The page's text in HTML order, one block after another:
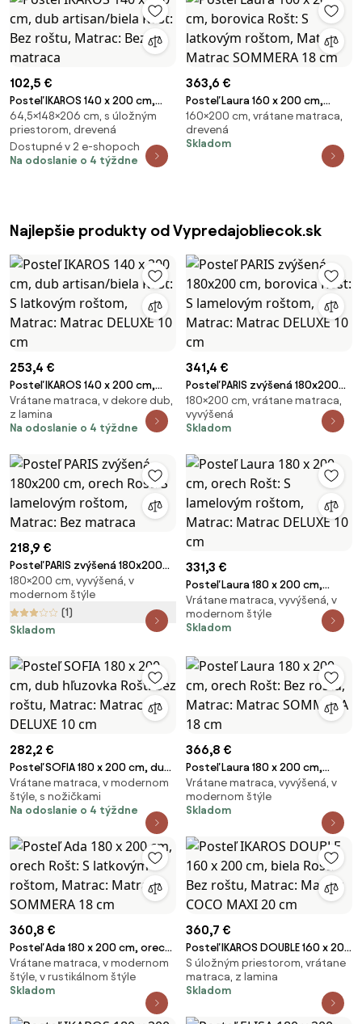
102,5 €
Posteľ IKAROS 140 x 200 cm,
dub artisan/biela Rošt: Bez
roštu, Matrac: Bez matraca
64,5×148×206 cm, s úložným
priestorom, drevená
Dostupné v 2 e-shopoch
Na odoslanie o 4 týždne
363,6 €
Posteľ Laura 160 x 200 cm,
borovica Rošt: S latkovým
roštom, Matrac: Matrac
SOMMERA 18 cm
160×200 cm, vrátane matraca,
drevená
Skladom
Najlepšie produkty od Vypredajobliecok.sk
253,4 €
Posteľ IKAROS 140 x 200 cm,
dub artisan/biela Rošt: S
latkovým roštom, Matrac:
Matrac DELUXE 10 cm
Vrátane matraca, v dekore dub,
z lamina
Na odoslanie o 4 týždne
341,4 €
Posteľ PARIS zvýšená 180x200
cm, borovica Rošt: S lamelovým
roštom, Matrac: Matrac DELUXE
10 cm
180×200 cm, vrátane matraca,
vyvýšená
Skladom
218,9 €
Posteľ PARIS zvýšená 180x200
cm, orech Rošt: S lamelovým
roštom, Matrac: Bez matraca
180×200 cm, vyvýšená, v
modernom štýle
(1)
Skladom
331,3 €
Posteľ Laura 180 x 200 cm,
orech Rošt: S lamelovým
roštom, Matrac: Matrac DELUXE
10 cm
Vrátane matraca, vyvýšená, v
modernom štýle
Skladom
282,2 €
Posteľ SOFIA 180 x 200 cm, dub
hľuzovka Rošt: Bez roštu,
Matrac: Matrac DELUXE 10 cm
Vrátane matraca, v modernom
štýle, s nožičkami
Na odoslanie o 4 týždne
366,8 €
Posteľ Laura 180 x 200 cm,
orech Rošt: Bez roštu, Matrac:
Matrac SOMMERA 18 cm
Vrátane matraca, vyvýšená, v
modernom štýle
Skladom
360,8 €
Posteľ Ada 180 x 200 cm, orech
Rošt: S latkovým roštom,
Matrac: Matrac SOMMERA 18
cm
Vrátane matraca, v modernom
štýle, v rustikálnom štýle
Skladom
360,7 €
Posteľ IKAROS DOUBLE 160 x 200
cm, biela Rošt: Bez roštu,
Matrac: Matrac COCO MAXI 20
cm
S úložným priestorom, vrátane
matraca, z lamina
Skladom